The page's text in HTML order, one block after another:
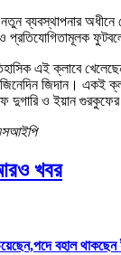
ব্যবস্থাপনার অধীনে
প্রতিযোগিতামূলক
এই ক্লাবে
জিদান। একই
দুগারি ও ইয়ান
খবর
বহাল